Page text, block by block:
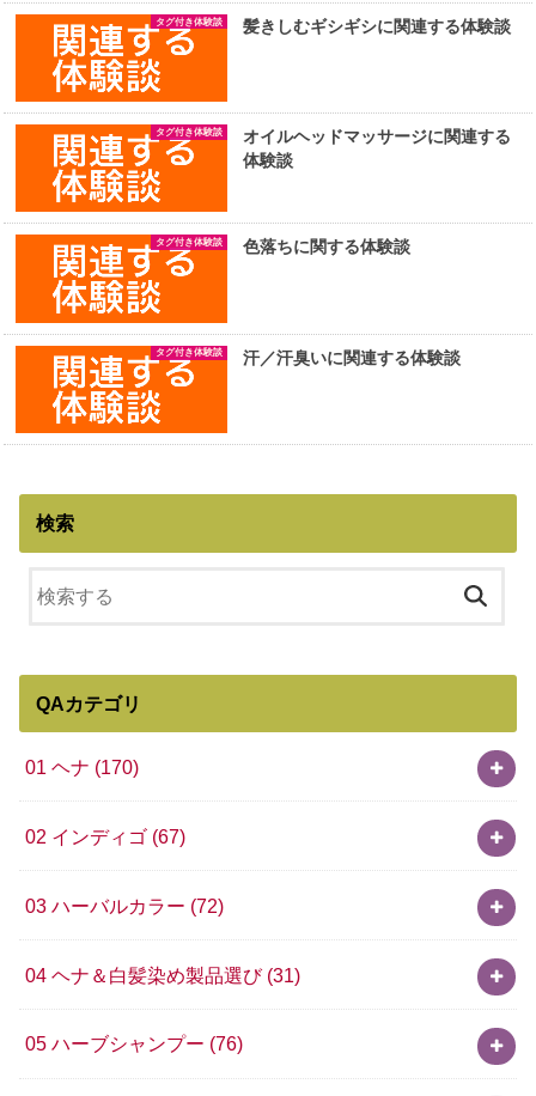
タグ付き体験談 髪きしむギシギシに関連する体験談
タグ付き体験談
オイルヘッドマッサージに関連する
体験談
タグ付き体験談 色落ちに関する体験談
タグ付き体験談 汗／汗臭いに関連する体験談
検索
QAカテゴリ
01 ヘナ (170)
02 インディゴ (67)
03 ハーバルカラー (72)
04 ヘナ＆白髪染め製品選び (31)
05 ハーブシャンプー (76)